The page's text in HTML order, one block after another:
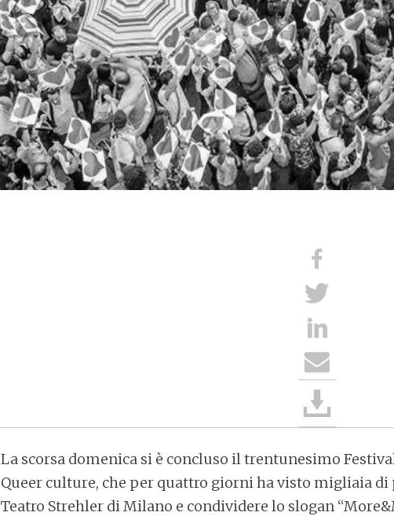
La scorsa domenica si è concluso il trentunesimo
Queer culture, che per quattro giorni ha visto migliaia di
Teatro Strehler di Milano e condividere lo slogan